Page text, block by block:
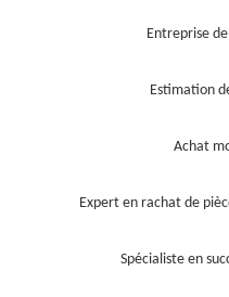
Entreprise
Estimation
Achat
Expert en rachat de
Spécialiste en